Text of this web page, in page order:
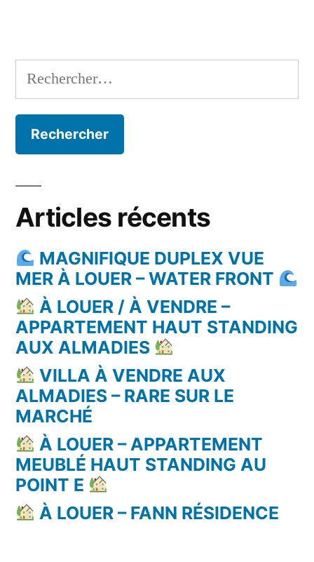
Rechercher :
Articles récents
MAGNIFIQUE DUPLEX VUE
MER À LOUER – WATER FRONT
À LOUER / À VENDRE –
APPARTEMENT HAUT STANDING
AUX ALMADIES
VILLA À VENDRE AUX
ALMADIES – RARE SUR LE
MARCHÉ
À LOUER – APPARTEMENT
MEUBLÉ HAUT STANDING AU
POINT E
À LOUER – FANN RÉSIDENCE